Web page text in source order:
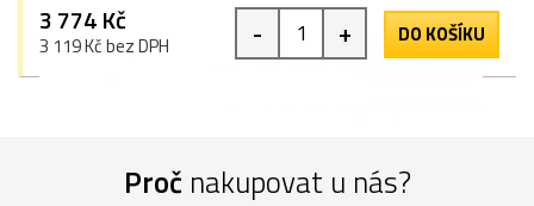
3 774 Kč
3 119 Kč bez DPH - + DO KOŠÍKU
Proč nakupovat u nás?